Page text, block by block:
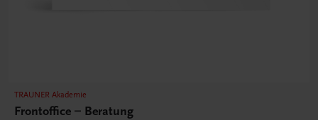
TRAUNER Akademie
Frontoffice – Beratung